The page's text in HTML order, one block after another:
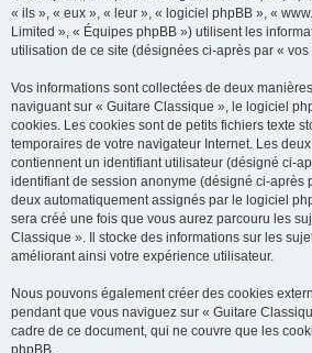
« ils », « eux », « leur », « logiciel phpBB », «
Limited », « Équipes phpBB ») utilisent les
utilisation de ce site (désignées ci-après par «
Vos informations sont collectées de deux
naviguant sur « Guitare Classique », le logiciel
cookies. Les cookies sont de petits fichiers texte
temporaires de votre navigateur Internet. Les
contiennent un identifiant utilisateur (désigné ci-
identifiant de session anonyme (désigné ci-après
deux automatiquement assignés par le logiciel
sera créé une fois que vous aurez parcouru les
Classique ». Il stocke des informations sur les
améliorant ainsi votre expérience utilisateur.
Nous pouvons également créer des cookies
pendant que vous naviguez sur « Guitare
cadre de ce document, qui ne couvre que les
phpBB.